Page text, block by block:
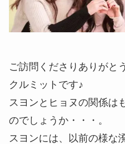
ご訪問くださりありがと
クルミットです♪
スヨンとヒョヌの関係は
のでしょうか・・・。
スヨンには、以前の様な